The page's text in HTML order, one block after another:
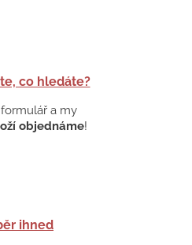
co hledáte?
a my
objednáme!
ihned